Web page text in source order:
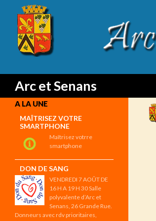
Arc et Senans
Search
A LA UNE
MAÎTRISEZ VOTRE
SMARTPHONE
Maîtrisez votrre
smartphone
DON DE SANG
VENDREDI 7 AOÛT DE
16 H A 19 H 30 Salle
polyvalente d’Arc et
Senans, 26 Grande Rue.
Donneurs avec rdv prioritaires,